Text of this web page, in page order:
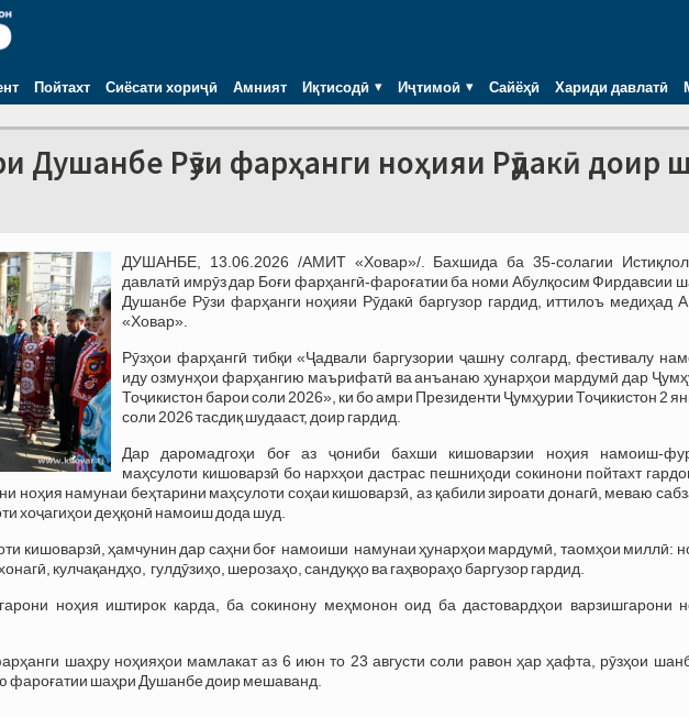
Пойтахт Сиёсати хориҷӣ Амният Иқтисодӣ Иҷтимоӣ Сайёҳӣ Хариди давлатӣ
Душанбе Рӯзи фарҳанги ноҳияи Рӯдакӣ доир
ДУШАНБЕ, 13.06. 2026 /АМИТ «Ховар»/.
Бахшида ба 35-солагии
давлатӣ имрӯз дар Боғи фарҳангӣ-фароғатии ба номи Абулқосим Фирдавсии
Душанбе Рӯзи фарҳанги ноҳияи Рӯдакӣ баргузор гардид, иттилоъ медиҳад
«Ховар».
Рӯзҳои фарҳангӣ тибқи «Ҷадвали баргузории ҷашну солгард, фестивалу
иду озмунҳои фарҳангию маърифатӣ ва анъанаю ҳунарҳои мардумӣ дар
Тоҷикистон барои соли 2026», ки бо амри Президенти Ҷумҳурии Тоҷикистон 2
соли 2026 тасдиқ шудааст, доир гардид.
Дар даромадгоҳи боғ аз ҷониби бахши кишоварзии ноҳия намоиш-
маҳсулоти кишоварзӣ бо нархҳои дастрас пешниҳоди сокинони пойтахт
ноҳия намунаи беҳтарини маҳсулоти соҳаи кишоварзӣ, аз қабили зироати донагӣ, меваю
хоҷагиҳои деҳқонӣ намоиш дода шуд.
кишоварзӣ, ҳамчунин дар саҳни боғ намоиши намунаи ҳунарҳои мардумӣ, таомҳои миллӣ:
кулчақандҳо, гулдӯзиҳо, шерозаҳо, сандуқҳо ва гаҳвораҳо баргузор гардид.
ноҳия иштирок карда, ба сокинону меҳмонон оид ба дастовардҳои варзишгарони
шаҳру ноҳияҳои мамлакат аз 6 июн то 23 августи соли равон ҳар ҳафта, рӯзҳои
фароғатии шаҳри Душанбе доир мешаванд.